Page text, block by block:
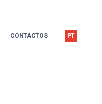
CONTACTOS PT